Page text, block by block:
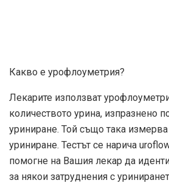
Какво е урофлоуметрия?
Лекарите използват
количеството урина, изпразнено
уриниране. Той също така измерва
уриниране. Тестът се нарича
помогне на Вашия лекар да
за някои затруднения с